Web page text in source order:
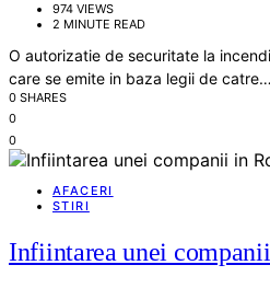
974 VIEWS
2 MINUTE READ
O autorizatie de securitate la
care se emite in baza legii de catre…
0 SHARES
0
0
AFACERI
STIRI
Infiintarea unei